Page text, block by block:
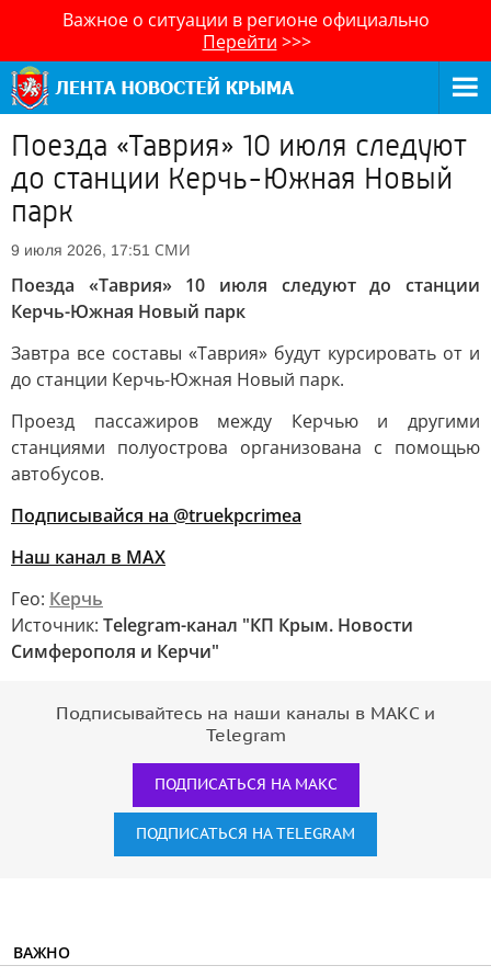
Важное о ситуации в регионе официально
Перейти >>>
Поезда «Таврия» 10 июля следуют
до станции Керчь-Южная Новый
парк
9 июля 2026, 17:51 СМИ
Поезда «Таврия» 10 июля следуют до станции
Керчь-Южная Новый парк
Завтра все составы «Таврия» будут курсировать от и
до станции Керчь-Южная Новый парк.
Проезд пассажиров между Керчью и другими
станциями полуострова организована с помощью
автобусов.
Подписывайся на @truekpcrimea
Наш канал в MAX
Гео: Керчь
Источник: Telegram-канал "КП Крым. Новости
Симферополя и Керчи"
Подписывайтесь на наши каналы в МАКС и
Telegram
ПОДПИСАТЬСЯ НА МАКС
ПОДПИСАТЬСЯ НА TELEGRAM
ВАЖНО